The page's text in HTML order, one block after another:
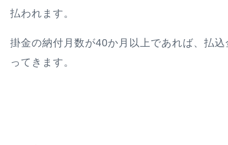
払われます。
掛金の納付月数が40か月以上であれば、払
ってきます。